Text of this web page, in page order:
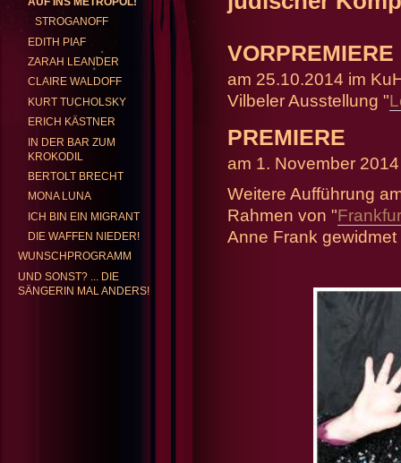
GABRIELE KENTRUP
STROGANOFF
EDITH PIAF
ZARAH LEANDER
CLAIRE WALDOFF
KURT TUCHOLSKY
ERICH KÄSTNER
IN DER BAR ZUM
KROKODIL
BERTOLT BRECHT
MONA LUNA
ICH BIN EIN MIGRANT
DIE WAFFEN NIEDER!
WUNSCHPROGRAMM
UND SONST? ... DIE
SÄNGERIN MAL ANDERS!
VORPREMIERE
am 25.10.2014 im
Vilbeler Ausstellung "
PREMIERE
am 1. November
Weitere Aufführung
Rahmen von "
Anne Frank gewidmet